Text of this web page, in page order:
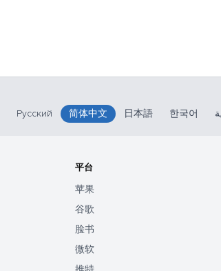
Русский 简体中文 日本語 한국어
平台
苹果
谷歌
脸书
微软